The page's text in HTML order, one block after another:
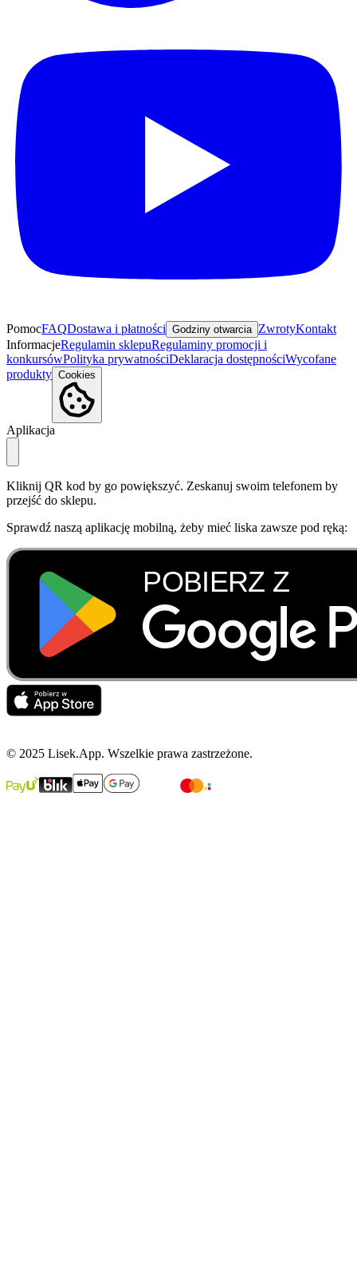
PomocFAQDostawa i płatności Godziny otwarcia ZwrotyKontakt
InformacjeRegulamin sklepuRegulaminy promocji i
konkursówPolityka prywatnościDeklaracja dostępnościWycofane
produkty Cookies
Aplikacja
Kliknij QR kod by go powiększyć. Zeskanuj swoim telefonem by
przejść do sklepu.
Sprawdź naszą aplikację mobilną, żeby mieć liska zawsze pod ręką:
© 2025 Lisek.App. Wszelkie prawa zastrzeżone.